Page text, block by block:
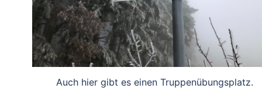
Auch hier gibt es einen Truppenübungsplatz.